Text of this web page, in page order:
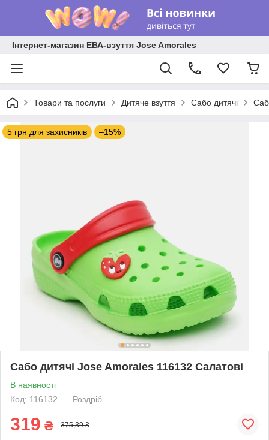
Інтернет-магазин ЕВА-взуття Jose Amorales
Товари та послуги Дитяче взуття Сабо дитячі
5 грн для захисників –15%
Сабо дитячі Jose Amorales 116132 Салатові
В наявності
Код: 116132
Роздріб
319 ₴ 375,39 ₴